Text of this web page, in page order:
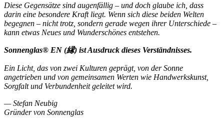
Diese Gegensätze sind augenfällig – und doch glaube ich, dass
darin eine besondere Kraft liegt. Wenn sich diese beiden Welten
begegnen – nicht trotz, sondern gerade wegen ihrer Unterschiede –
kann etwas Neues und Wunderschönes entstehen.
Sonnenglas® EN (縁) ist Ausdruck dieses Verständnisses.
Ein Licht, das von zwei Kulturen geprägt, von der Sonne
angetrieben und von gemeinsamen Werten wie Handwerkskunst,
Sorgfalt und Verbundenheit geleitet wird.
— Stefan Neubig
Gründer von Sonnenglas